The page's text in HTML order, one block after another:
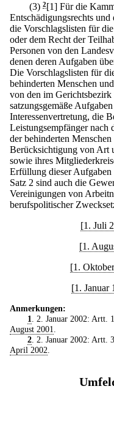
(3) 2[1] Für die
Entschädigungsrechts
die Vorschlagslisten für
oder dem Recht der
Personen von den
denen deren Aufgaben
Die Vorschlagslisten für
behinderten Menschen
von den im Gerichtsbezirk
satzungsgemäße
Interessenvertretung, die
Leistungsempfänger nach
der behinderten
Berücksichtigung von Art
sowie ihres
Erfüllung dieser Aufgaben
Satz 2 sind auch die
Vereinigungen von
berufspolitischer
[1. Juli
[1.
[1.
[1. Januar
Anmerkungen:
1
. 2. Januar 2002: Artt.
August 2001
2. 2. Januar 2002: Artt.
April 2002